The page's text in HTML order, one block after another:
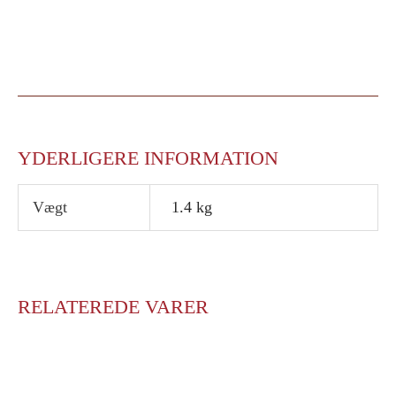
YDERLIGERE INFORMATION
Vægt 1.4 kg
RELATEREDE VARER